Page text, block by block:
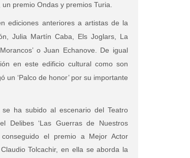
premio Ondas y premios Turia.
ediciones anteriores a artistas de la
Julia Martín Caba, Els Joglars, La
o Juan Echanove. De igual
en este edificio cultural como son
‘Palco de honor’ por su importante
se ha subido al escenario del Teatro
Delibes ‘Las Guerras de Nuestros
el premio a Mejor Actor
Tolcachir, en ella se aborda la